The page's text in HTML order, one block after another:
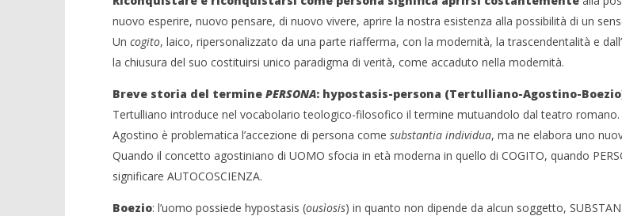
nuovo esperire, nuovo pensare, di nuovo vivere, aprire la nostra esistenza alla possibilità di un
Un cogito, laico, ripersonalizzato da una parte riafferma, con la modernità, la trascendentalità e
la chiusura del suo costituirsi unico paradigma di verità, come accaduto nella modernità.
Breve storia del termine PERSONA: hypostasis-persona (Tertulliano-Agostino-
Tertulliano introduce nel vocabolario teologico-filosofico il termine mutuandolo dal teatro romano.
Agostino è problematica l’accezione di persona come substantia individua, ma ne elabora uno
Quando il concetto agostiniano di UOMO sfocia in età moderna in quello di COGITO, quando
significare AUTOCOSCIENZA.
Boezio: l’uomo possiede hypostasis (ousìosis) in quanto non dipende da alcun soggetto,